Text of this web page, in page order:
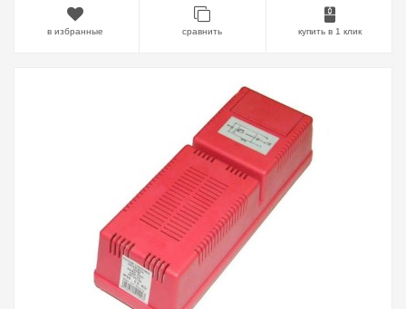
в избранные сравнить купить в 1 клик